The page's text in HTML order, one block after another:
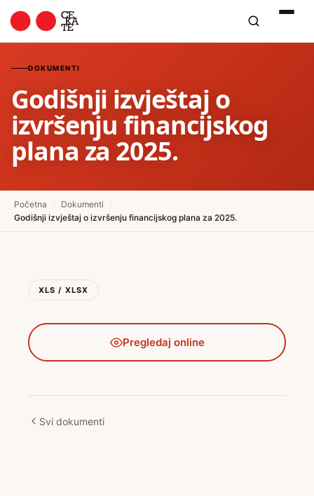
DOKUMENTI
Godišnji izvještaj o
izvršenju financijskog
plana za 2025.
Početna Dokumenti
Godišnji izvještaj o izvršenju financijskog plana za 2025.
XLS / XLSX
Pregledaj online
Svi dokumenti